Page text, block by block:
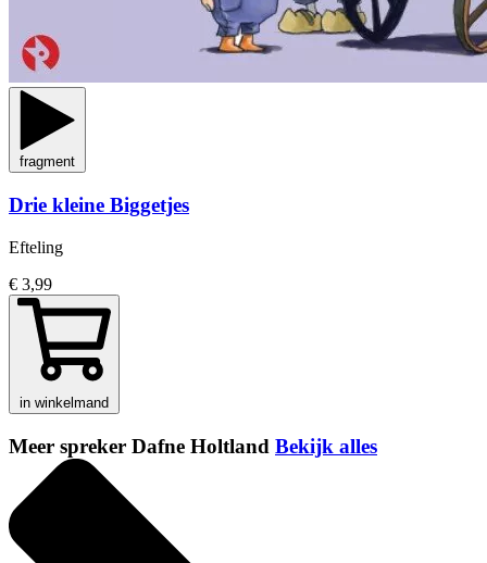
fragment
Drie kleine Biggetjes
Efteling
€ 3,99
in winkelmand
Meer spreker Dafne Holtland Bekijk alles